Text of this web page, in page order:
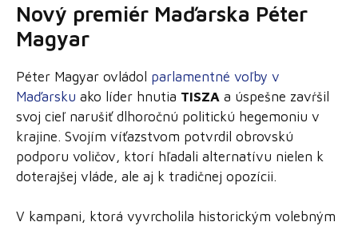
Nový premiér Maďarska Péter
Magyar
Péter Magyar ovládol parlamentné voľby v
Maďarsku ako líder hnutia TISZA a úspešne zavŕšil
svoj cieľ narušiť dlhoročnú politickú hegemoniu v
krajine. Svojím víťazstvom potvrdil obrovskú
podporu voličov, ktorí hľadali alternatívu nielen k
doterajšej vláde, ale aj k tradičnej opozícii.
V kampani, ktorá vyvrcholila historickým volebným